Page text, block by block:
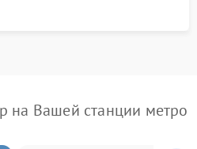
на Вашей станции метро